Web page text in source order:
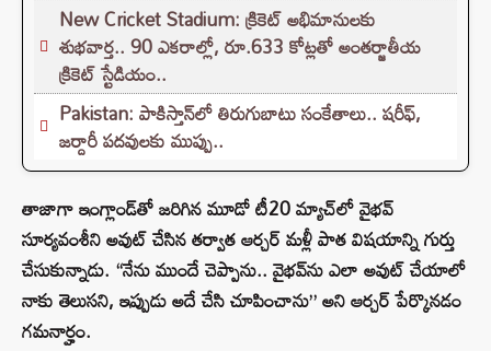
New Cricket Stadium: క్రికెట్ అభిమానులకు
శుభవార్త.. 90 ఎకరాల్లో, రూ.633 కోట్లతో అంతర్జాతీయ
క్రికెట్ స్టేడియం..
Pakistan: పాకిస్తాన్‌లో తిరుగుబాటు సంకేతాలు.. షరీఫ్,
జర్దారీ పదవులకు ముప్పు..
తాజాగా ఇంగ్లాండ్‌తో జరిగిన మూడో టీ20 మ్యాచ్‌లో వైభవ్
సూర్యవంశీని అవుట్ చేసిన తర్వాత ఆర్చర్ మళ్లీ పాత విషయాన్ని గుర్తు
చేసుకున్నాడు. “నేను ముందే చెప్పాను.. వైభవ్‌ను ఎలా అవుట్ చేయాలో
నాకు తెలుసని, ఇప్పుడు అదే చేసి చూపించాను” అని ఆర్చర్ పేర్కొనడం
గమనార్హం.